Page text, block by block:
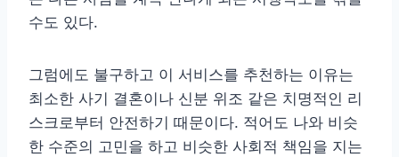
수도 있다.
그럼에도 불구하고 이 서비스를 추천하는 이유는
최소한 사기 결혼이나 신분 위조 같은 치명적인 리
스크로부터 안전하기 때문이다. 적어도 나와 비슷
한 수준의 고민을 하고 비슷한 사회적 책임을 지는